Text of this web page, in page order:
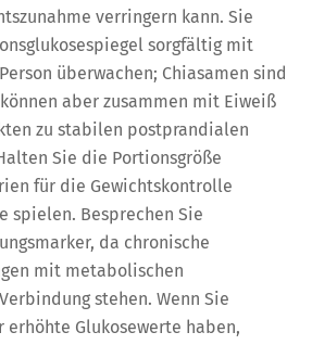
verringern kann. Sie
sorgfältig mit
überwachen; Chiasamen sind
aber zusammen mit Eiweiß
zu stabilen postprandialen
Sie die Portionsgröße
für die Gewichtskontrolle
spielen. Besprechen Sie
da chronische
mit metabolischen
stehen. Wenn Sie
erhöhte Glukosewerte haben,